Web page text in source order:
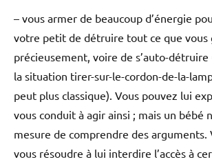
– vous armer de beaucoup d’énergie
votre petit de détruire tout ce que vous
précieusement, voire de s’auto-détruire
la situation tirer-sur-le-cordon-de-la-
peut plus classique). Vous pouvez lui
vous conduit à agir ainsi ; mais un bébé
mesure de comprendre des arguments.
vous résoudre à lui interdire l’accès à